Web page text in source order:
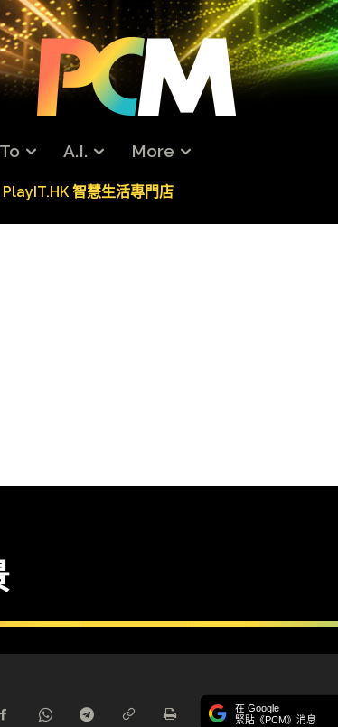
A.I. More
PlayIT.HK 智慧生活專門店
在 Google
緊貼《PCM》消息